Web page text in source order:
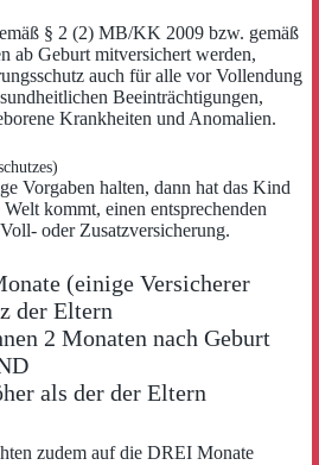
§ 2 (2) MB/KK 2009 bzw. gemäß
ab Geburt mitversichert werden,
auch für alle vor Vollendung
Beeinträchtigungen,
Krankheiten und Anomalien.
Vorgaben halten, dann hat das Kind
kommt, einen entsprechenden
oder Zusatzversicherung.
(einige Versicherer
der Eltern
2 Monaten nach Geburt
als der der Eltern
zudem auf die DREI Monate